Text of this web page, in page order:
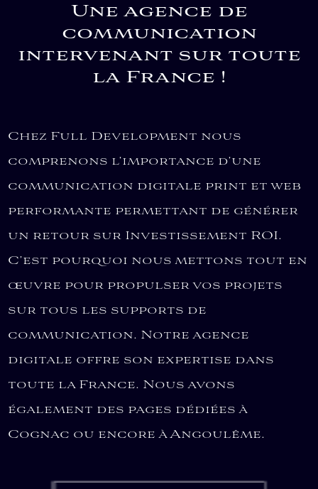
Une agence de
communication
intervenant sur toute
la France !
Chez Full Development nous
comprenons l’importance d’une
communication digitale print et web
performante permettant de générer
un retour sur Investissement ROI.
C’est pourquoi nous mettons tout en
œuvre pour propulser vos projets
sur tous les supports de
communication. Notre agence
digitale offre son expertise dans
toute la France. Nous avons
également des pages dédiées à
Cognac ou encore à Angoulême.